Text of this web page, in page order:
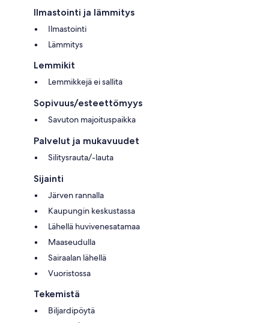
Ilmastointi ja lämmitys
Ilmastointi
Lämmitys
Lemmikit
Lemmikkejä ei sallita
Sopivuus/esteettömyys
Savuton majoituspaikka
Palvelut ja mukavuudet
Silitysrauta/-lauta
Sijainti
Järven rannalla
Kaupungin keskustassa
Lähellä huvivenesatamaa
Maaseudulla
Sairaalan lähellä
Vuoristossa
Tekemistä
Biljardipöytä